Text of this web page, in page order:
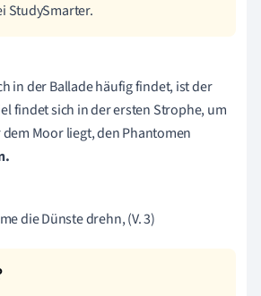
StudySmarter.
in der Ballade häufig findet, ist der
findet sich in der ersten Strophe, um
Moor liegt, den Phantomen
die Dünste drehn, (V. 3)